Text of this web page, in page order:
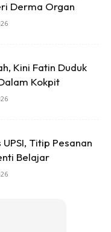
atas redai kek dan
Derma Organ
Kini Fatin Duduk
Kokpit
Titip Pesanan
Belajar